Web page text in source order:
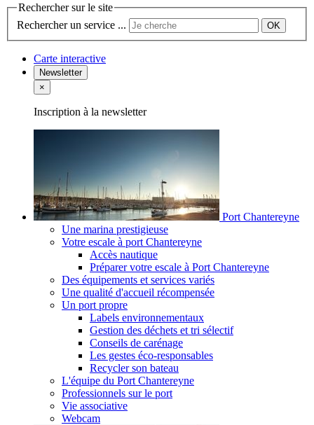
Rechercher sur le site
Rechercher un service ...
Carte interactive
Newsletter
×
Inscription à la newsletter
Port Chantereyne
Une marina prestigieuse
Votre escale à port Chantereyne
Accès nautique
Préparer votre escale à Port Chantereyne
Des équipements et services variés
Une qualité d'accueil récompensée
Un port propre
Labels environnementaux
Gestion des déchets et tri sélectif
Conseils de carénage
Les gestes éco-responsables
Recycler son bateau
L'équipe du Port Chantereyne
Professionnels sur le port
Vie associative
Webcam